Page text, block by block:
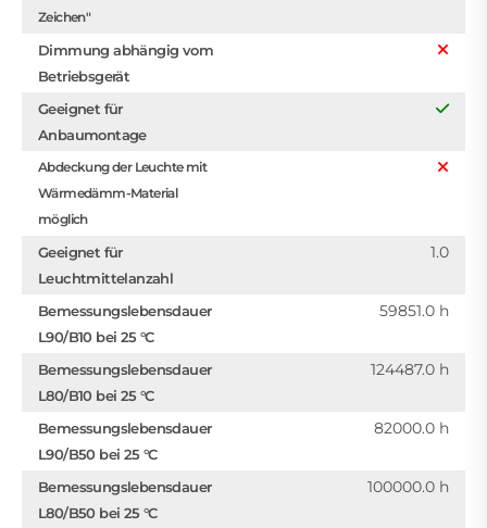
Zeichen"
Dimmung abhängig vom
Betriebsgerät
Geeignet für
Anbaumontage
Abdeckung der Leuchte mit
Wärmedämm-Material
möglich
Geeignet für
Leuchtmittelanzahl
1.0
Bemessungslebensdauer
L90/B10 bei 25 °C
59851.0 h
Bemessungslebensdauer
L80/B10 bei 25 °C
124487.0 h
Bemessungslebensdauer
L90/B50 bei 25 °C
82000.0 h
Bemessungslebensdauer
L80/B50 bei 25 °C
100000.0 h